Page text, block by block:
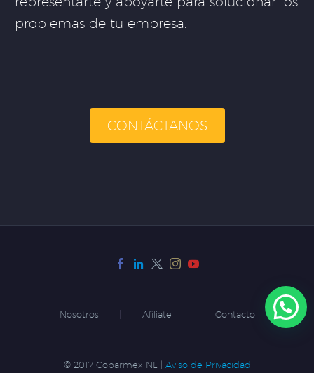
problemas de tu empresa.
CONTÁCTANOS
Nosotros Afíliate Contacto
© 2017 Coparmex NL | Aviso de Privacidad